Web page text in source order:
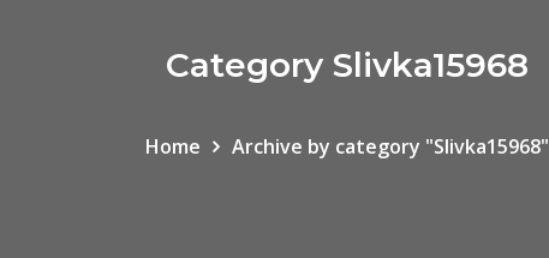
Category Slivka15968
Home Archive by category "Slivka15968"